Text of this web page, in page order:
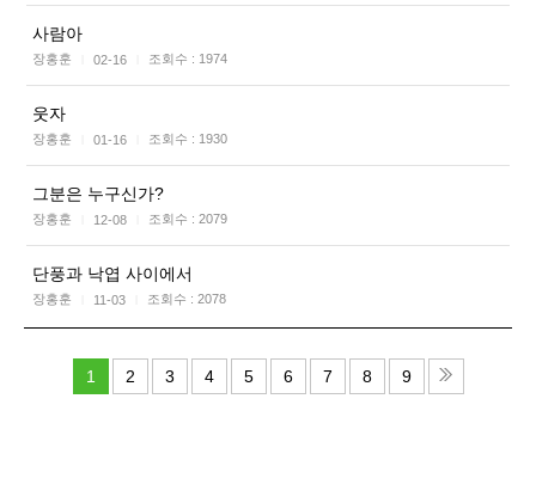
사람아
장홍훈 02-16 조회수 : 1974
웃자
장홍훈 01-16 조회수 : 1930
그분은 누구신가?
장홍훈 12-08 조회수 : 2079
단풍과 낙엽 사이에서
장홍훈 11-03 조회수 : 2078
1 2 3 4 5 6 7 8 9